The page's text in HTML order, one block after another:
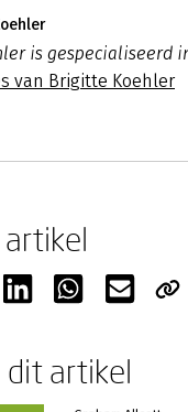
is gespecialiseerd
van Brigitte Koehler
dit artikel